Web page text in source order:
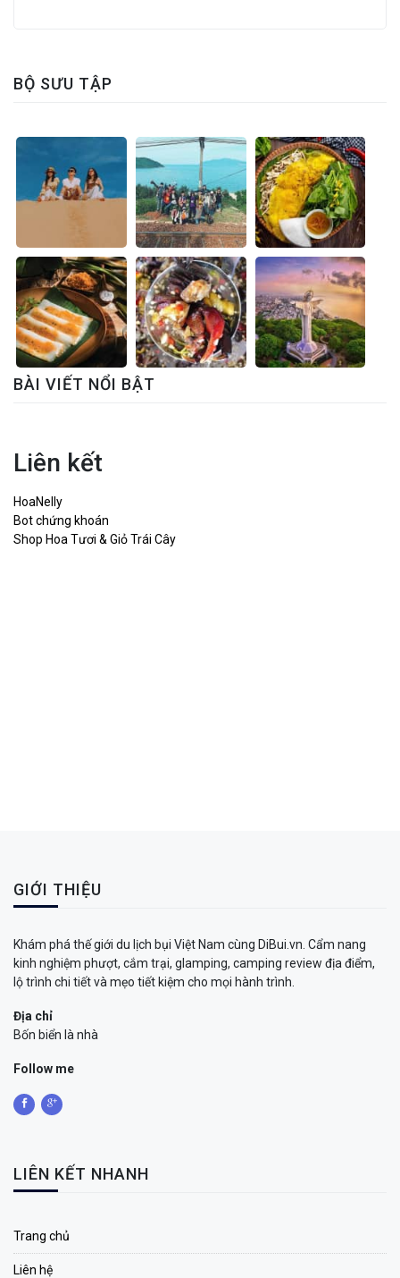
BỘ SƯU TẬP
BÀI VIẾT NỔI BẬT
Liên kết
HoaNelly
Bot chứng khoán
Shop Hoa Tươi & Giỏ Trái Cây
GIỚI THIỆU
Khám phá thế giới du lịch bụi Việt Nam cùng DiBui.vn. Cẩm nang
kinh nghiệm phượt, cắm trại, glamping, camping review địa điểm,
lộ trình chi tiết và mẹo tiết kiệm cho mọi hành trình.
Địa chỉ
Bốn biển là nhà
Follow me
LIÊN KẾT NHANH
Trang chủ
Liên hệ